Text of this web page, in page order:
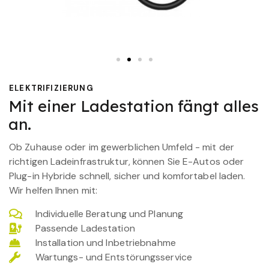
ELEKTRIFIZIERUNG
Mit einer Ladestation fängt alles
an.
Ob Zuhause oder im gewerblichen Umfeld - mit der
richtigen Ladeinfrastruktur, können Sie E-Autos oder
Plug-in Hybride schnell, sicher und komfortabel laden.
Wir helfen Ihnen mit:
Individuelle Beratung und Planung
Passende Ladestation
Installation und Inbetriebnahme
Wartungs- und Entstörungsservice